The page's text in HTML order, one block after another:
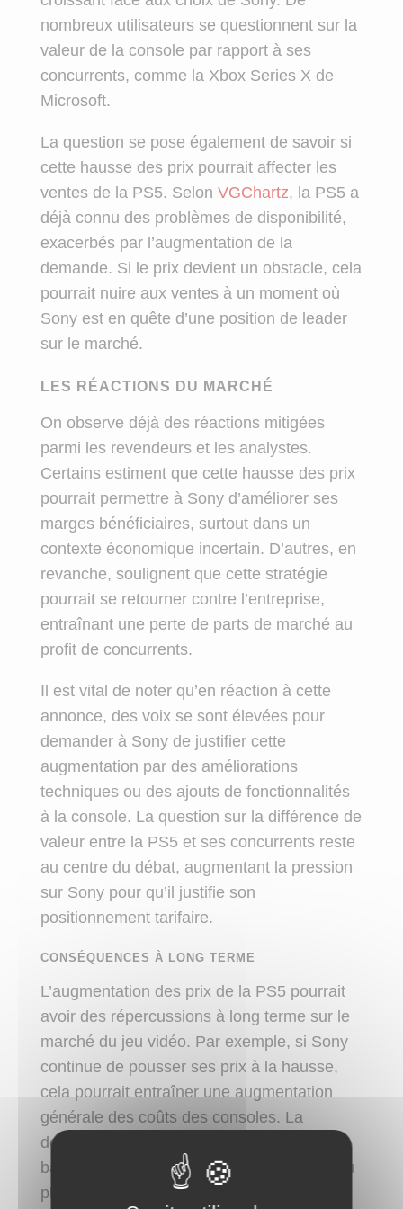
nombreux utilisateurs se questionnent sur la
valeur de la console par rapport à ses
concurrents, comme la Xbox Series X de
Microsoft.
La question se pose également de savoir si
cette hausse des prix pourrait affecter les
ventes de la PS5. Selon VGChartz, la PS5 a
déjà connu des problèmes de disponibilité,
exacerbés par l’augmentation de la
demande. Si le prix devient un obstacle, cela
pourrait nuire aux ventes à un moment où
Sony est en quête d’une position de leader
sur le marché.
LES RÉACTIONS DU MARCHÉ
On observe déjà des réactions mitigées
parmi les revendeurs et les analystes.
Certains estiment que cette hausse des prix
pourrait permettre à Sony d’améliorer ses
marges bénéficiaires, surtout dans un
contexte économique incertain. D’autres, en
revanche, soulignent que cette stratégie
pourrait se retourner contre l’entreprise,
entraînant une perte de parts de marché au
profit de concurrents.
Il est vital de noter qu’en réaction à cette
annonce, des voix se sont élevées pour
demander à Sony de justifier cette
augmentation par des améliorations
techniques ou des ajouts de fonctionnalités
à la console. La question sur la différence de
valeur entre la PS5 et ses concurrents reste
au centre du débat, augmentant la pression
sur Sony pour qu’il justifie son
positionnement tarifaire.
CONSÉQUENCES À LONG TERME
L’augmentation des prix de la PS5 pourrait
avoir des répercussions à long terme sur le
marché du jeu vidéo. Par exemple, si Sony
continue de pousser ses prix à la hausse,
cela pourrait entraîner une augmentation
générale des coûts des consoles. La
dernière décennie a vu une tendance à la
baisse des prix, rendant les consoles de jeu
plus accessibles à un plus large public. Un